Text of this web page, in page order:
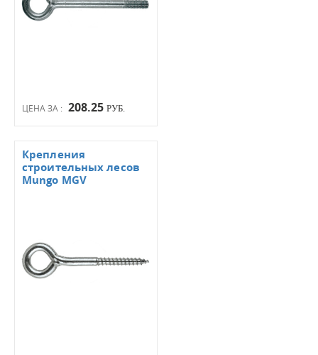
ЦЕНА ЗА : 208.25 РУБ.
Крепления
строительных лесов
Mungo MGV